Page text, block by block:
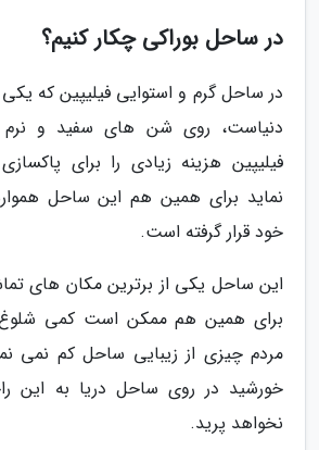
در ساحل بوراکی چکار کنیم؟
در ساحل گرم و استوایی فیلیپین که یکی
دنیاست، روی شن های سفید و نرم
فیلیپین هزینه زیادی را برای
نماید برای همین هم این ساحل
خود قرار گرفته است.
این ساحل یکی از برترین مکان های
برای همین هم ممکن است کمی شلوغ
مردم چیزی از زیبایی ساحل کم نمی
خورشید در روی ساحل دریا به این
نخواهد پرید.